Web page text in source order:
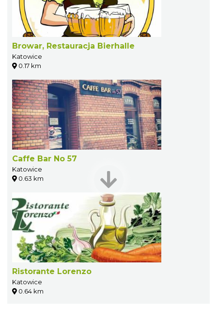
Browar, Restauracja Bierhalle
Katowice
0.17 km
Caffe Bar No 57
Katowice
0.63 km
Ristorante Lorenzo
Katowice
0.64 km